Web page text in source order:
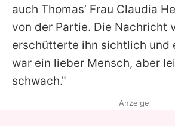
auch Thomas’ Frau Claudia
von der Partie. Die Nachricht
erschütterte ihn sichtlich und
war ein lieber Mensch, aber
schwach."
Anzeige